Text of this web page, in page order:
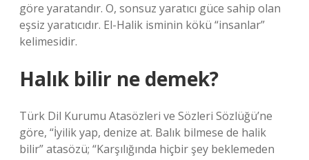
göre yaratandır. O, sonsuz yaratıcı güce sahip olan
eşsiz yaratıcıdır. El-Halik isminin kökü “insanlar”
kelimesidir.
Halık bilir ne demek?
Türk Dil Kurumu Atasözleri ve Sözleri Sözlüğü’ne
göre, “İyilik yap, denize at. Balık bilmese de halik
bilir” atasözü; “Karşılığında hiçbir şey beklemeden